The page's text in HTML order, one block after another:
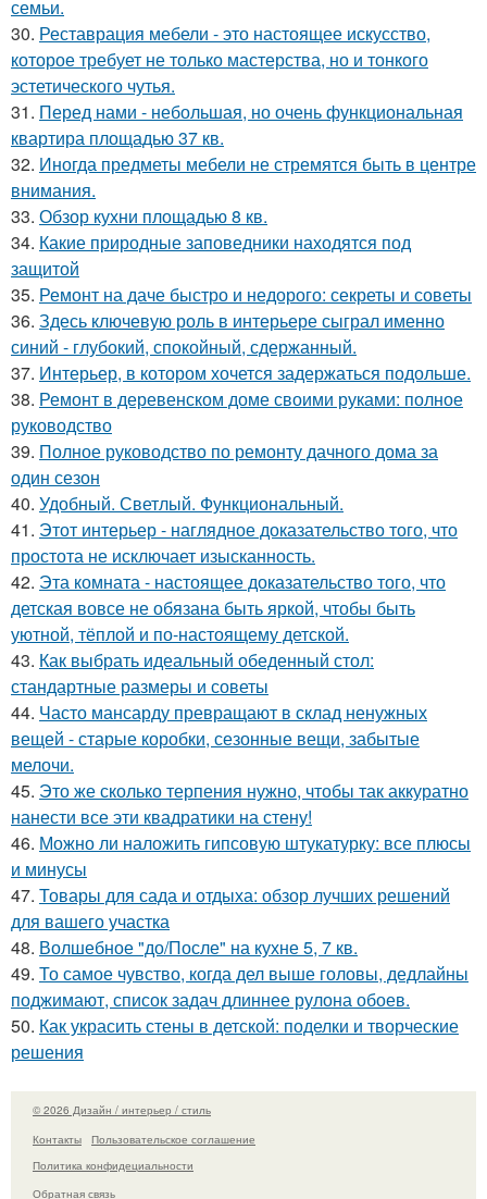
семьи.
30. Реставрация мебели - это настоящее искусство,
которое требует не только мастерства, но и тонкого
эстетического чутья.
31. Перед нами - небольшая, но очень функциональная
квартира площадью 37 кв.
32. Иногда предметы мебели не стремятся быть в центре
внимания.
33. Обзор кухни площадью 8 кв.
34. Какие природные заповедники находятся под
защитой
35. Ремонт на даче быстро и недорого: секреты и советы
36. Здесь ключевую роль в интерьере сыграл именно
синий - глубокий, спокойный, сдержанный.
37. Интерьер, в котором хочется задержаться подольше.
38. Ремонт в деревенском доме своими руками: полное
руководство
39. Полное руководство по ремонту дачного дома за
один сезон
40. Удобный. Светлый. Функциональный.
41. Этот интерьер - наглядное доказательство того, что
простота не исключает изысканность.
42. Эта комната - настоящее доказательство того, что
детская вовсе не обязана быть яркой, чтобы быть
уютной, тёплой и по-настоящему детской.
43. Как выбрать идеальный обеденный стол:
стандартные размеры и советы
44. Часто мансарду превращают в склад ненужных
вещей - старые коробки, сезонные вещи, забытые
мелочи.
45. Это же сколько терпения нужно, чтобы так аккуратно
нанести все эти квадратики на стену!
46. Можно ли наложить гипсовую штукатурку: все плюсы
и минусы
47. Товары для сада и отдыха: обзор лучших решений
для вашего участка
48. Волшебное "до/После" на кухне 5, 7 кв.
49. То самое чувство, когда дел выше головы, дедлайны
поджимают, список задач длиннее рулона обоев.
50. Как украсить стены в детской: поделки и творческие
решения
© 2026 Дизайн / интерьер / стиль
Контакты
Пользовательское соглашение
Политика конфидециальности
Обратная связь